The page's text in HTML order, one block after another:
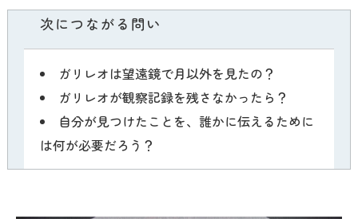
次につながる問い
ガリレオは望遠鏡で月以外を見たの？
ガリレオが観察記録を残さなかったら？
自分が見つけたことを、誰かに伝えるために
は何が必要だろう？